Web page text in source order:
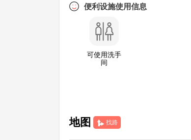
便利设施使用信息
可使用洗手
间
地图 找路